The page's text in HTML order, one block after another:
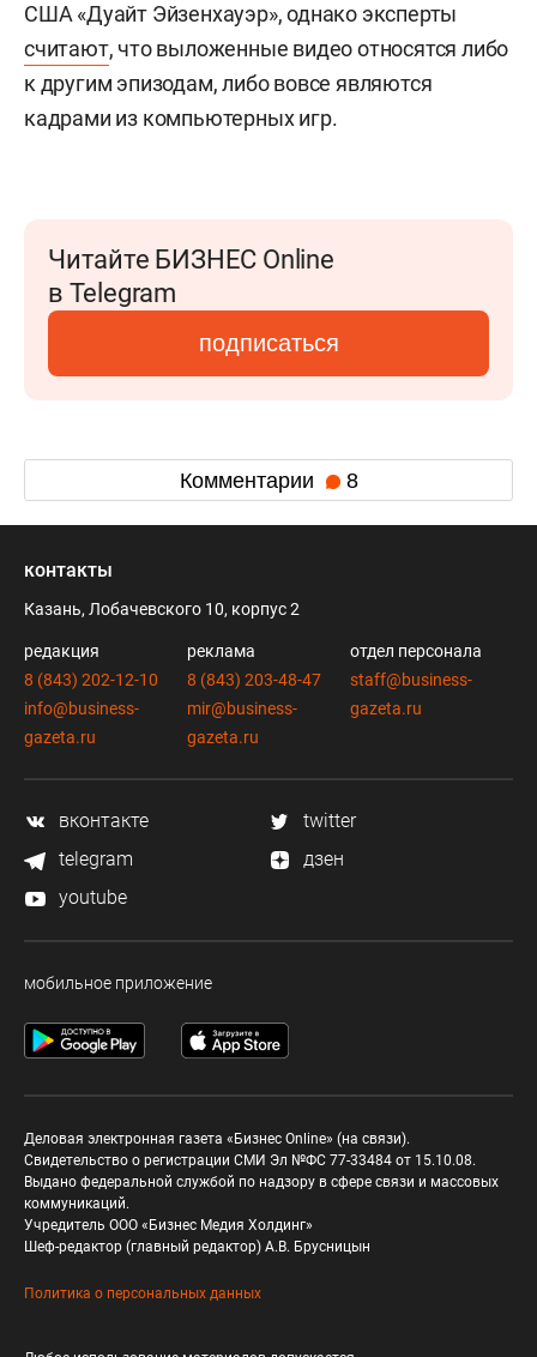
США «Дуайт Эйзенхауэр», однако эксперты
считают, что выложенные видео относятся либо
к другим эпизодам, либо вовсе являются
кадрами из компьютерных игр.
Читайте БИЗНЕС Online
в Telegram
подписаться
Комментарии 8
контакты
Казань, Лобачевского 10, корпус 2
редакция
8 (843) 202-12-10
info@business-
gazeta.ru
реклама
8 (843) 203-48-47
mir@business-
gazeta.ru
отдел персонала
staff@business-
gazeta.ru
вконтакте
twitter
telegram
дзен
youtube
мобильное приложение
Деловая электронная газета «Бизнес Online» (на связи).
Свидетельство о регистрации СМИ Эл №ФС 77-33484 от 15.10.08.
Выдано федеральной службой по надзору в сфере связи и массовых
коммуникаций.
Учредитель ООО «Бизнес Медия Холдинг»
Шеф-редактор (главный редактор) А.В. Брусницын
Политика о персональных данных